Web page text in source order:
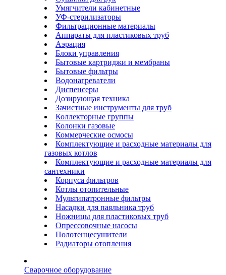
Умягчители кабинетные
УФ-стерилизаторы
Фильтрационные материалы
Аппараты для пластиковых труб
Аэрация
Блоки управления
Бытовые картриджи и мембраны
Бытовые фильтры
Водонагреватели
Диспенсеры
Дозирующая техника
Зачистные инструменты для труб
Коллекторные группы
Колонки газовые
Коммерческие осмосы
Комплектующие и расходные материалы для
газовых котлов
Комплектующие и расходные материалы для
сантехники
Корпуса фильтров
Котлы отопительные
Мультипатронные фильтры
Насадки для паяльника труб
Ножницы для пластиковых труб
Опрессовочные насосы
Полотенцесушители
Радиаторы отопления
Сварочное оборудование